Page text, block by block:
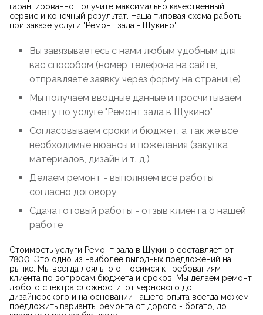
гарантированно получите максимально качественный
сервис и конечный результат. Наша типовая схема работы
при заказе услуги "Ремонт зала - Щукино":
Вы завязываетесь с нами любым удобным для
вас способом (номер телефона на сайте,
отправляете заявку через форму на странице)
Мы получаем вводные данные и просчитываем
смету по услуге "Ремонт зала в Щукино"
Согласовываем сроки и бюджет, а так же все
необходимые нюансы и пожелания (закупка
материалов, дизайн и т. д.)
Делаем ремонт - выполняем все работы
согласно договору
Сдача готовый работы - отзыв клиента о нашей
работе
Стоимость услуги Ремонт зала в Щукино составляет от
7800. Это одно из наиболее выгодных предложений на
рынке. Мы всегда лояльно относимся к требованиям
клиента по вопросам бюджета и сроков. Мы делаем ремонт
любого спектра сложности, от чернового до
дизайнерского и на основании нашего опыта всегда можем
предложить варианты ремонта от дорого - богато, до